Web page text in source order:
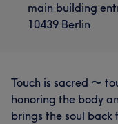
main building
10439 Berlin
Touch is sacred 〜
honoring the body
brings the soul back